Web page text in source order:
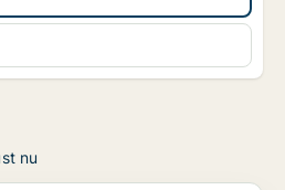
nu